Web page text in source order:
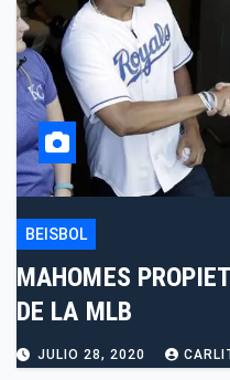
BEISBOL
MAHOMES
DE LA MLB
JULIO 28, 2020